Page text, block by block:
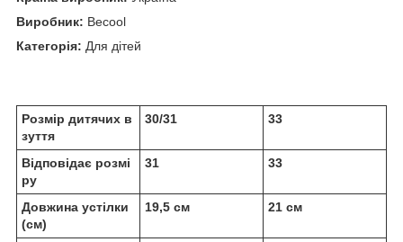
Виробник: Becool
Категорія: Для дітей
Розмір дитячих в
зуття
30/31 33
Відповідає розмі
ру
31 33
Довжина устілки
(см)
19,5 см 21 см